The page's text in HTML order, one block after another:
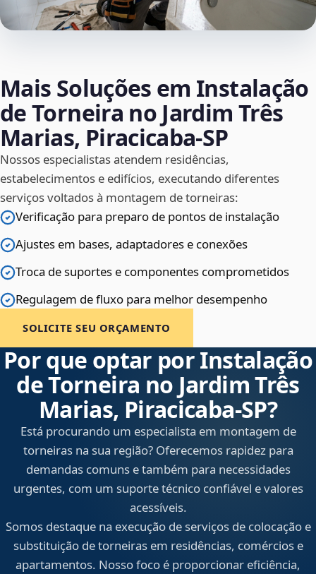
Mais Soluções em Instalação
de Torneira no Jardim Três
Marias, Piracicaba‑SP
Nossos especialistas atendem residências,
estabelecimentos e edifícios, executando diferentes
serviços voltados à montagem de torneiras:
Verificação para preparo de pontos de instalação
Ajustes em bases, adaptadores e conexões
Troca de suportes e componentes comprometidos
Regulagem de fluxo para melhor desempenho
SOLICITE SEU ORÇAMENTO
Por que optar por Instalação
de Torneira no Jardim Três
Marias, Piracicaba‑SP?
Está procurando um especialista em montagem de
torneiras na sua região? Oferecemos rapidez para
demandas comuns e também para necessidades
urgentes, com um suporte técnico confiável e valores
acessíveis.
Somos destaque na execução de serviços de colocação e
substituição de torneiras em residências, comércios e
apartamentos. Nosso foco é proporcionar eficiência,